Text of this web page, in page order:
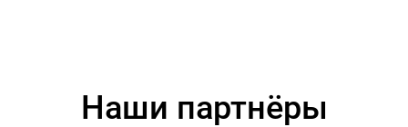
Наши партнёры